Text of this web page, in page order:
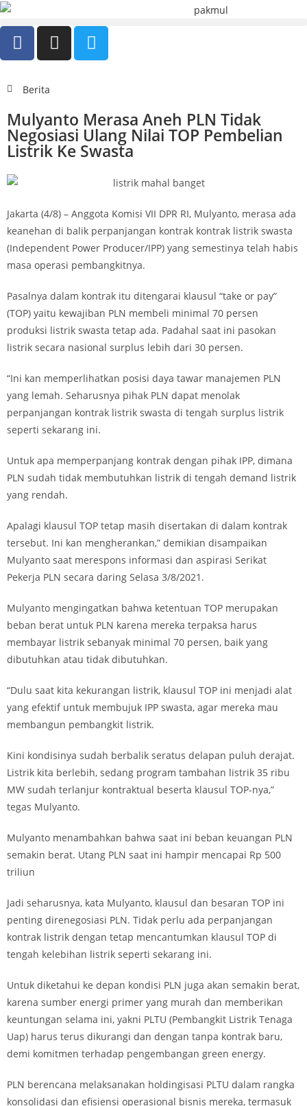
Berita
Mulyanto Merasa Aneh PLN Tidak
Negosiasi Ulang Nilai TOP Pembelian
Listrik Ke Swasta
Jakarta (4/8) – Anggota Komisi VII DPR RI, Mulyanto, merasa ada
keanehan di balik perpanjangan kontrak kontrak listrik swasta
(Independent Power Producer/IPP) yang semestinya telah habis
masa operasi pembangkitnya.
Pasalnya dalam kontrak itu ditengarai klausul “take or pay”
(TOP) yaitu kewajiban PLN membeli minimal 70 persen
produksi listrik swasta tetap ada. Padahal saat ini pasokan
listrik secara nasional surplus lebih dari 30 persen.
“Ini kan memperlihatkan posisi daya tawar manajemen PLN
yang lemah. Seharusnya pihak PLN dapat menolak
perpanjangan kontrak listrik swasta di tengah surplus listrik
seperti sekarang ini.
Untuk apa memperpanjang kontrak dengan pihak IPP, dimana
PLN sudah tidak membutuhkan listrik di tengah demand listrik
yang rendah.
Apalagi klausul TOP tetap masih disertakan di dalam kontrak
tersebut. Ini kan mengherankan,” demikian disampaikan
Mulyanto saat merespons informasi dan aspirasi Serikat
Pekerja PLN secara daring Selasa 3/8/2021.
Mulyanto mengingatkan bahwa ketentuan TOP merupakan
beban berat untuk PLN karena mereka terpaksa harus
membayar listrik sebanyak minimal 70 persen, baik yang
dibutuhkan atau tidak dibutuhkan.
“Dulu saat kita kekurangan listrik, klausul TOP ini menjadi alat
yang efektif untuk membujuk IPP swasta, agar mereka mau
membangun pembangkit listrik.
Kini kondisinya sudah berbalik seratus delapan puluh derajat.
Listrik kita berlebih, sedang program tambahan listrik 35 ribu
MW sudah terlanjur kontraktual beserta klausul TOP-nya,”
tegas Mulyanto.
Mulyanto menambahkan bahwa saat ini beban keuangan PLN
semakin berat. Utang PLN saat ini hampir mencapai Rp 500
triliun
Jadi seharusnya, kata Mulyanto, klausul dan besaran TOP ini
penting direnegosiasi PLN. Tidak perlu ada perpanjangan
kontrak listrik dengan tetap mencantumkan klausul TOP di
tengah kelebihan listrik seperti sekarang ini.
Untuk diketahui ke depan kondisi PLN juga akan semakin berat,
karena sumber energi primer yang murah dan memberikan
keuntungan selama ini, yakni PLTU (Pembangkit Listrik Tenaga
Uap) harus terus dikurangi dan dengan tanpa kontrak baru,
demi komitmen terhadap pengembangan green energy.
PLN berencana melaksanakan holdingisasi PLTU dalam rangka
konsolidasi dan efisiensi operasional bisnis mereka, termasuk